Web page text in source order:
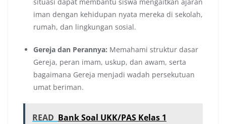
iman dengan kehidupan nyata mereka di sekolah,
rumah, dan lingkungan sosial.
Gereja dan Perannya: Memahami struktur dasar
Gereja, peran imam, uskup, dan awam, serta
bagaimana Gereja menjadi wadah persekutuan
umat beriman.
READ Bank Soal UKK/PAS Kelas 1